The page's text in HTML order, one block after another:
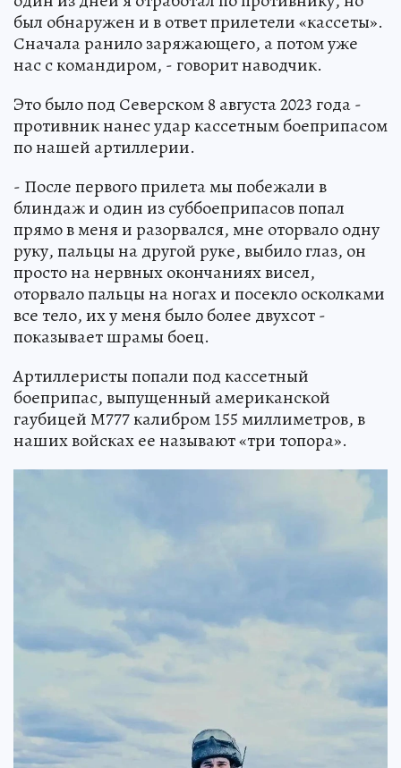
был обнаружен и в ответ прилетели «кассеты».
Сначала ранило заряжающего, а потом уже
нас с командиром, - говорит наводчик.
Это было под Северском 8 августа 2023 года -
противник нанес удар кассетным боеприпасом
по нашей артиллерии.
- После первого прилета мы побежали в
блиндаж и один из суббоеприпасов попал
прямо в меня и разорвался, мне оторвало одну
руку, пальцы на другой руке, выбило глаз, он
просто на нервных окончаниях висел,
оторвало пальцы на ногах и посекло осколками
все тело, их у меня было более двухсот -
показывает шрамы боец.
Артиллеристы попали под кассетный
боеприпас, выпущенный американской
гаубицей М777 калибром 155 миллиметров, в
наших войсках ее называют «три топора».